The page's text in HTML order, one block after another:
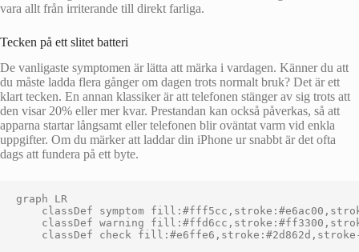
vara allt från irriterande till direkt farliga.
Tecken på ett slitet batteri
De vanligaste symptomen är lätta att märka i vardagen. Känner du att
du måste ladda flera gånger om dagen trots normalt bruk? Det är ett
klart tecken. En annan klassiker är att telefonen stänger av sig trots att
den visar 20% eller mer kvar. Prestandan kan också påverkas, så att
apparna startar långsamt eller telefonen blir oväntat varm vid enkla
uppgifter. Om du märker att laddar din iPhone ur snabbt är det ofta
dags att fundera på ett byte.
graph LR
classDef symptom
classDef warning
classDef check